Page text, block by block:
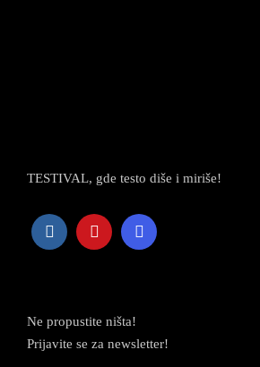
TESTIVAL, gde testo diše i miriše!
Ne propustite ništa!
Prijavite se za newsletter!